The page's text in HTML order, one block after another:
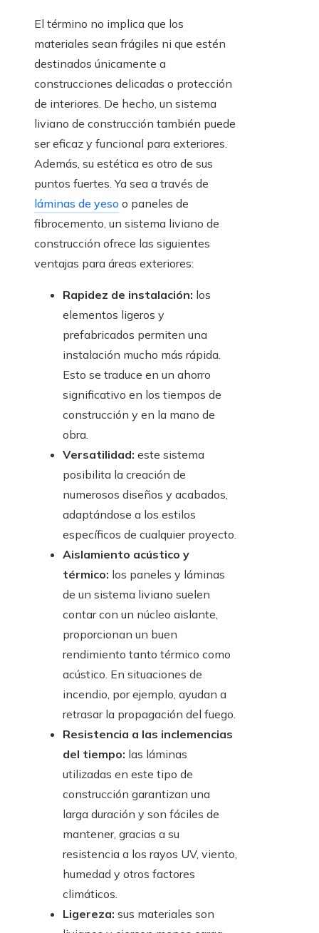
El término no implica que los
materiales sean frágiles ni que estén
destinados únicamente a
construcciones delicadas o protección
de interiores. De hecho, un sistema
liviano de construcción también puede
ser eficaz y funcional para exteriores.
Además, su estética es otro de sus
puntos fuertes. Ya sea a través de
láminas de yeso o paneles de
fibrocemento, un sistema liviano de
construcción ofrece las siguientes
ventajas para áreas exteriores:
Rapidez de instalación: los
elementos ligeros y
prefabricados permiten una
instalación mucho más rápida.
Esto se traduce en un ahorro
significativo en los tiempos de
construcción y en la mano de
obra.
Versatilidad: este sistema
posibilita la creación de
numerosos diseños y acabados,
adaptándose a los estilos
específicos de cualquier proyecto.
Aislamiento acústico y
térmico: los paneles y láminas
de un sistema liviano suelen
contar con un núcleo aislante,
proporcionan un buen
rendimiento tanto térmico como
acústico. En situaciones de
incendio, por ejemplo, ayudan a
retrasar la propagación del fuego.
Resistencia a las inclemencias
del tiempo: las láminas
utilizadas en este tipo de
construcción garantizan una
larga duración y son fáciles de
mantener, gracias a su
resistencia a los rayos UV, viento,
humedad y otros factores
climáticos.
Ligereza: sus materiales son